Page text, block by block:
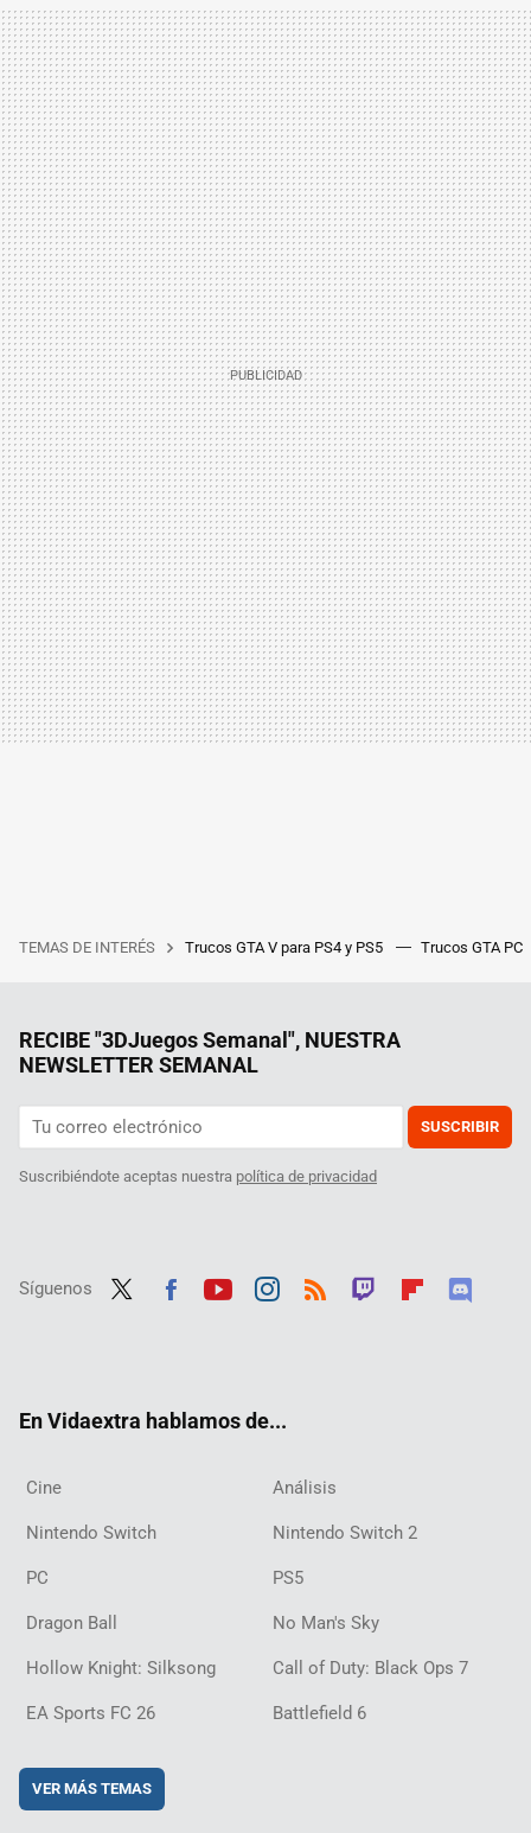
MAIL
TEMAS DE INTERÉS Trucos GTA V para PS4 y PS5 Trucos GTA PC
RECIBE "3DJuegos Semanal", NUESTRA
NEWSLETTER SEMANAL
SUSCRIBIR
Suscribiéndote aceptas nuestra política de privacidad
Síguenos
En Vidaextra hablamos de...
Cine Análisis
Nintendo Switch Nintendo Switch 2
PC PS5
Dragon Ball No Man's Sky
Hollow Knight: Silksong Call of Duty: Black Ops 7
EA Sports FC 26 Battlefield 6
VER MÁS TEMAS